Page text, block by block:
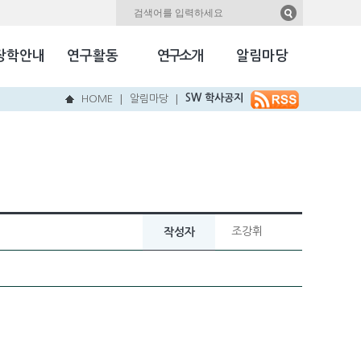
학안내 연구활동 연구소개 알림마당
국민NEW & HOT
HOME 알림마당 SW 학사공지
작성자 조강휘